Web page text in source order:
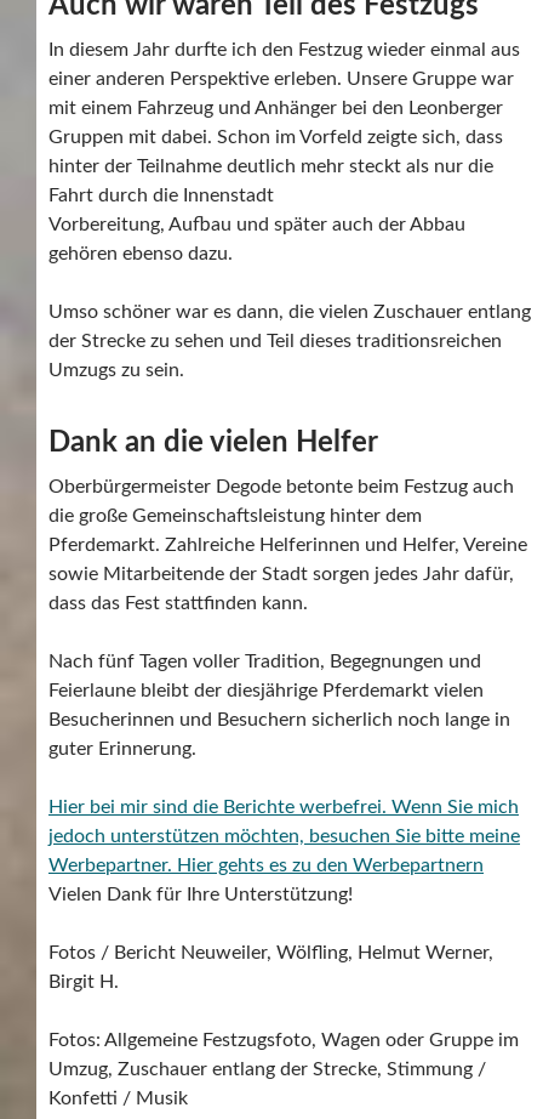
Auch wir waren Teil des Festzugs
In diesem Jahr durfte ich den Festzug wieder einmal aus
einer anderen Perspektive erleben. Unsere Gruppe war
mit einem Fahrzeug und Anhänger bei den Leonberger
Gruppen mit dabei. Schon im Vorfeld zeigte sich, dass
hinter der Teilnahme deutlich mehr steckt als nur die
Fahrt durch die Innenstadt
Vorbereitung, Aufbau und später auch der Abbau
gehören ebenso dazu.
Umso schöner war es dann, die vielen Zuschauer entlang
der Strecke zu sehen und Teil dieses traditionsreichen
Umzugs zu sein.
Dank an die vielen Helfer
Oberbürgermeister Degode betonte beim Festzug auch
die große Gemeinschaftsleistung hinter dem
Pferdemarkt. Zahlreiche Helferinnen und Helfer, Vereine
sowie Mitarbeitende der Stadt sorgen jedes Jahr dafür,
dass das Fest stattfinden kann.
Nach fünf Tagen voller Tradition, Begegnungen und
Feierlaune bleibt der diesjährige Pferdemarkt vielen
Besucherinnen und Besuchern sicherlich noch lange in
guter Erinnerung.
Hier bei mir sind die Berichte werbefrei. Wenn Sie mich
jedoch unterstützen möchten, besuchen Sie bitte meine
Werbepartner. Hier gehts es zu den Werbepartnern
Vielen Dank für Ihre Unterstützung!
Fotos / Bericht Neuweiler, Wölfling, Helmut Werner,
Birgit H.
Fotos: Allgemeine Festzugsfoto, Wagen oder Gruppe im
Umzug, Zuschauer entlang der Strecke, Stimmung /
Konfetti / Musik